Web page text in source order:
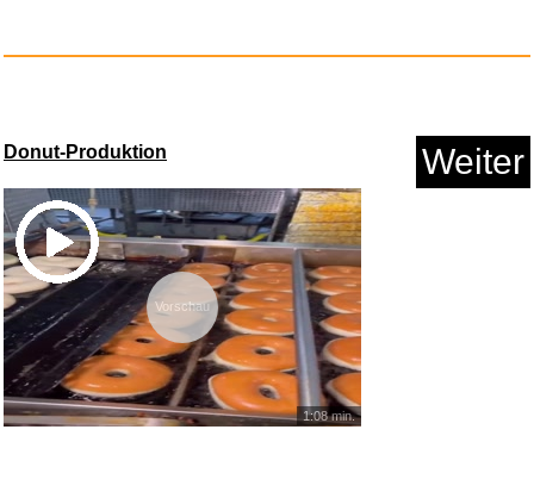
The Magical touch Personalisie...
Donut-Produktion Weiter
Vorschau
1:08 min.